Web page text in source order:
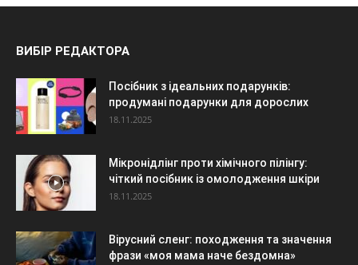
ВИБІР РЕДАКТОРА
Посібник з ідеальних подарунків:
продумані подарунки для дорослих
18.11.2025
Мікронідлінг проти хімічного пілінгу:
чіткий посібник із омолодження шкіри
18.11.2025
Вірусний сленг: походження та значення
фрази «моя мама наче бездомна»